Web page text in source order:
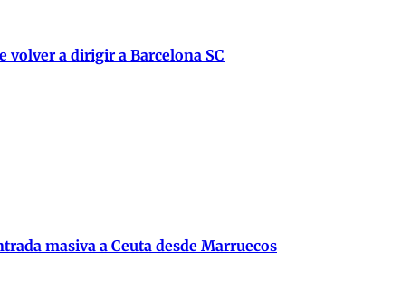
volver a dirigir a Barcelona SC
masiva a Ceuta desde Marruecos